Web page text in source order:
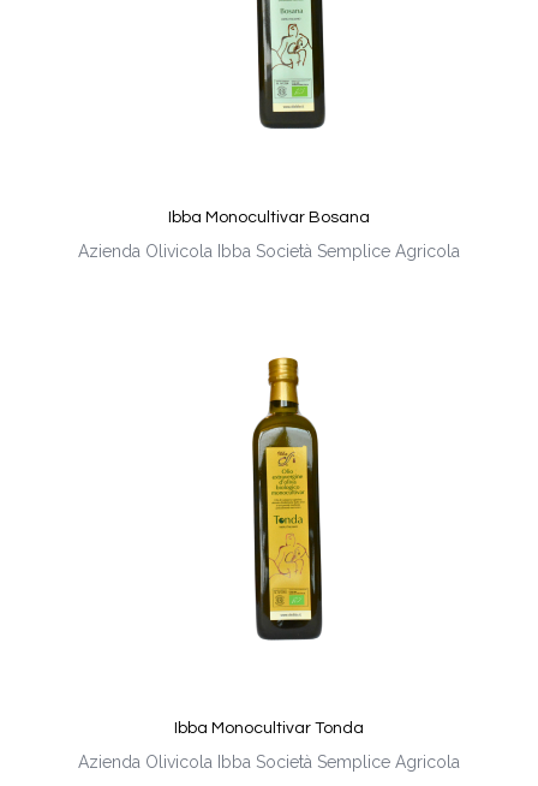
Ibba Monocultivar Bosana
Azienda Olivicola Ibba Società Semplice Agricola
Ibba Monocultivar Tonda
Azienda Olivicola Ibba Società Semplice Agricola